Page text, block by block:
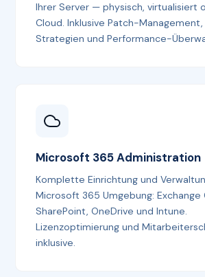
Ihrer Server — physisch, virtualisiert
Cloud. Inklusive Patch-
Strategien und Performance-
Microsoft 365 Administration
Komplette Einrichtung und
Microsoft 365 Umgebung: Exchange
SharePoint, OneDrive und Intune.
Lizenzoptimierung und
inklusive.